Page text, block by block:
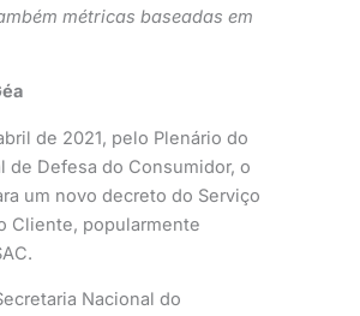
métricas baseadas em
de 2021, pelo Plenário do
de Defesa do Consumidor, o
um novo decreto do Serviço
Cliente, popularmente
Nacional do